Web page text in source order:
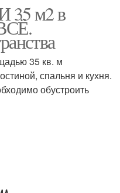
Комнатная квартира
м2 в
35 кв. м
спальня и кухня.
обустроить